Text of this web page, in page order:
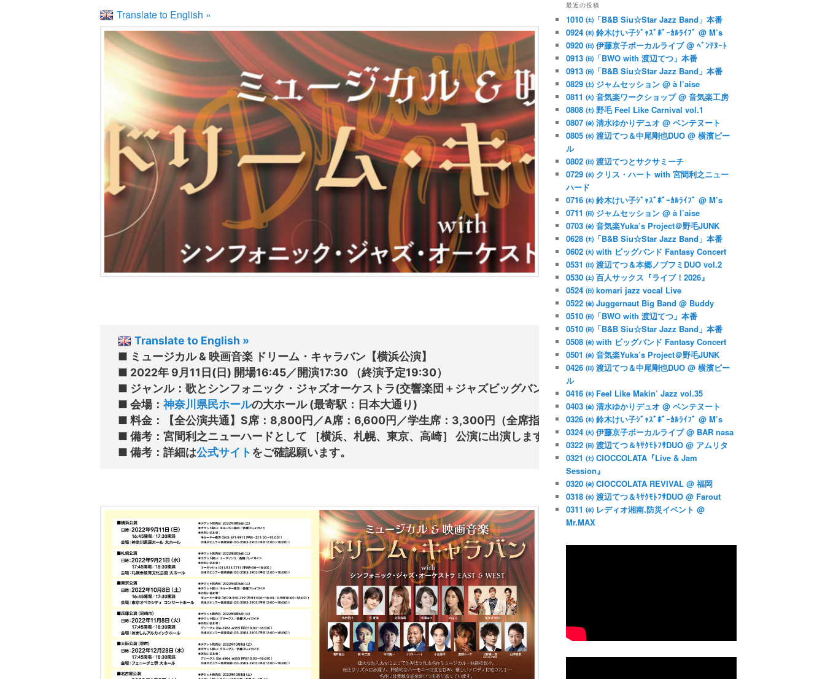
ン
ツ
移
動
Translate to English »
Translate to English »
■ ミュージカル & 映画音楽 ドリーム・キャラバン【横浜公演】
■ 2022年 9月11日(日) 開場16:45／開演17:30 （終演予定19:30）
■ ジャンル：歌とシンフォニック・ジャズオーケストラ(交響楽団＋ジャズビッグバンド)
■ 会場： 神奈川県民ホールの大ホール (最寄駅：日本大通り)
■ 料金：【全公演共通】S席：8,800円／A席：6,600円／学生席：3,300円（全席指定／税込）
■ 備考：宮間利之ニューハードとして ［横浜、札幌、東京、高崎］ 公演に出演します
■ 備考：詳細は公式サイト
最近の投稿
1010 ㈯「B&B Siu☆Star Jazz Band」本番
0924 ㈭ 鈴木けい子ｼﾞｬｽﾞﾎﾞｰｶﾙﾗｲﾌﾞ @ M’s
0920 ㈰ 伊藤京子ボーカルライブ @ ﾍﾞﾝﾃﾇｰﾄ
0913 ㈰「BWO with 渡辺てつ」本番
0913 ㈰「B&B Siu☆Star Jazz Band」本番
0829 ㈯ ジャムセッション @ à l’aise
0811 ㈫ 音気楽ワークショップ @ 音気楽工房
0808 ㈯ 野毛 Feel Like Carnival vol.1
0807 ㈮ 清水ゆかりデュオ @ ベンテヌート
0805 ㈬ 渡辺てつ＆中尾剛也DUO @ 横濱ビー
ル
0802 ㈰ 渡辺てつとサクサミーチ
0729 ㈬ クリス・ハート with 宮間利之ニュー
ハード
0716 ㈭ 鈴木けい子ｼﾞｬｽﾞﾎﾞｰｶﾙﾗｲﾌﾞ @ M’s
0711 ㈰ ジャムセッション @ à l’aise
0703 ㈮ 音気楽Yuka’s Project＠野毛JUNK
0628 ㈯「B&B Siu☆Star Jazz Band」本番
0602 ㈫ with ビッグバンド Fantasy Concert
0531 ㈰ 渡辺てつ＆本郷ノブフミDUO vol.2
0530 ㈯ 百人サックス『ライブ！2026』
0524 ㈰ komari jazz vocal Live
0522 ㈮ Juggernaut Big Band @ Buddy
0510 ㈰「BWO with 渡辺てつ」本番
0510 ㈰「B&B Siu☆Star Jazz Band」本番
0508 ㈮ with ビッグバンド Fantasy Concert
0501 ㈮ 音気楽Yuka’s Project＠野毛JUNK
0426 ㈰ 渡辺てつ＆中尾剛也DUO @ 横濱ビー
ル
0416 ㈭ Feel Like Makin’ Jazz vol.35
0403 ㈮ 清水ゆかりデュオ @ ベンテヌート
0326 ㈭ 鈴木けい子ｼﾞｬｽﾞﾎﾞｰｶﾙﾗｲﾌﾞ @ M’s
0324 ㈫ 伊藤京子ボーカルライブ @ BAR nasa
0322 ㈰ 渡辺てつ＆ｷｻｸﾓﾄﾌｻDUO @ アムリタ
0321 ㈯ CIOCCOLATA『Live & Jam
Session』
0320 ㈮ CIOCCOLATA REVIVAL @ 福岡
0318 ㈬ 渡辺てつ＆ｷｻｸﾓﾄﾌｻDUO @ Farout
0311 ㈬ レディオ湘南.防災イベント @
Mr.MAX